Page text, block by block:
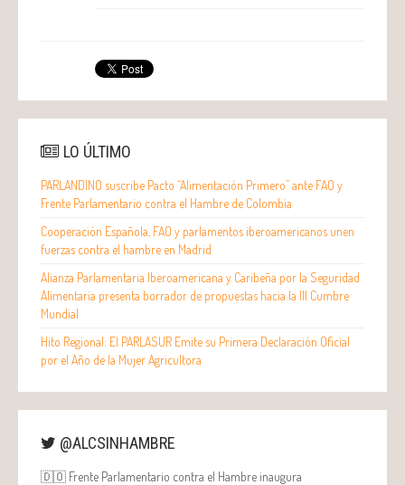
LO ÚLTIMO
PARLANDINO suscribe Pacto “Alimentación Primero” ante FAO y
Frente Parlamentario contra el Hambre de Colombia
Cooperación Española, FAO y parlamentos iberoamericanos unen
fuerzas contra el hambre en Madrid
Alianza Parlamentaria Iberoamericana y Caribeña por la Seguridad
Alimentaria presenta borrador de propuestas hacia la III Cumbre
Mundial
Hito Regional: El PARLASUR Emite su Primera Declaración Oficial
por el Año de la Mujer Agricultora
@ALCSINHAMBRE
🇩🇴 Frente Parlamentario contra el Hambre inaugura